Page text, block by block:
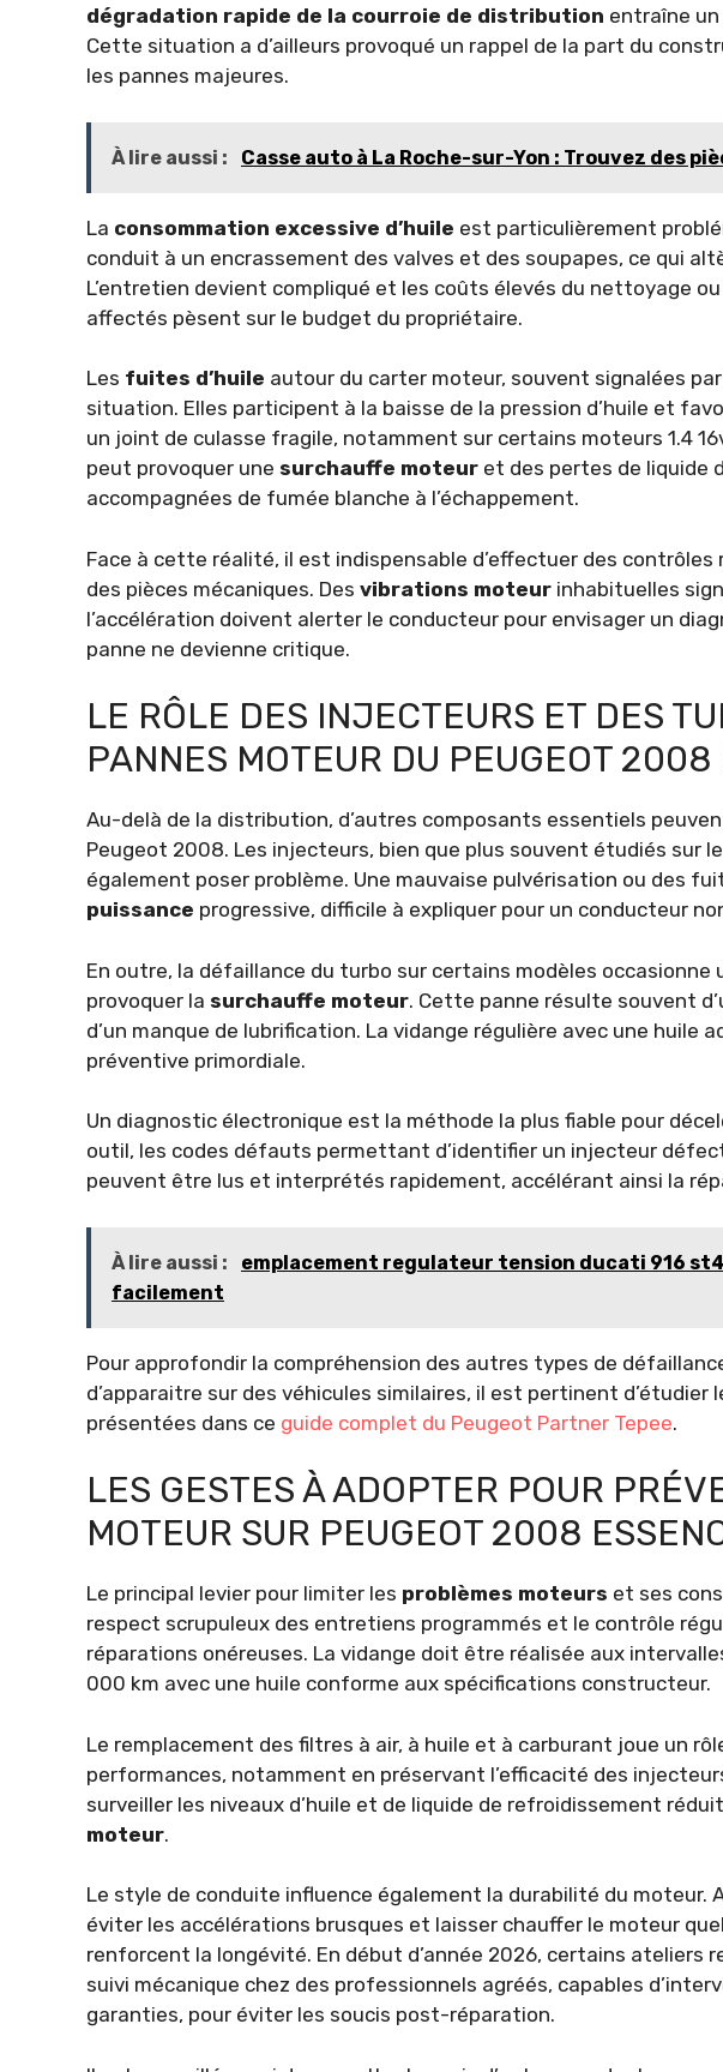
dégradation rapide de la courroie de distribution entraîne
Cette situation a d’ailleurs provoqué un rappel de la part du
les pannes majeures.
À lire aussi : Casse auto à La Roche-sur-Yon : Trouvez des
La consommation excessive d’huile est particulièrement
conduit à un encrassement des valves et des soupapes, ce qui
L’entretien devient compliqué et les coûts élevés du nettoyage
affectés pèsent sur le budget du propriétaire.
Les fuites d’huile autour du carter moteur, souvent signalées
situation. Elles participent à la baisse de la pression d’huile et
un joint de culasse fragile, notamment sur certains moteurs 1.4
peut provoquer une surchauffe moteur et des pertes de liquide
accompagnées de fumée blanche à l’échappement.
Face à cette réalité, il est indispensable d’effectuer des contrôles
des pièces mécaniques. Des vibrations moteur inhabituelles
l’accélération doivent alerter le conducteur pour envisager un
panne ne devienne critique.
LE RÔLE DES INJECTEURS ET DES
PANNES MOTEUR DU PEUGEOT 2008
Au-delà de la distribution, d’autres composants essentiels
Peugeot 2008. Les injecteurs, bien que plus souvent étudiés sur
également poser problème. Une mauvaise pulvérisation ou des
puissance progressive, difficile à expliquer pour un conducteur
En outre, la défaillance du turbo sur certains modèles
provoquer la surchauffe moteur. Cette panne résulte souvent
d’un manque de lubrification. La vidange régulière avec une huile
préventive primordiale.
Un diagnostic électronique est la méthode la plus fiable pour
outil, les codes défauts permettant d’identifier un injecteur
peuvent être lus et interprétés rapidement, accélérant ainsi la
À lire aussi :
emplacement regulateur tension ducati 916
facilement
Pour approfondir la compréhension des autres types de
d’apparaitre sur des véhicules similaires, il est pertinent
présentées dans ce guide complet du Peugeot Partner Tepee.
LES GESTES À ADOPTER POUR
MOTEUR SUR PEUGEOT 2008
Le principal levier pour limiter les problèmes moteurs et ses
respect scrupuleux des entretiens programmés et le contrôle
réparations onéreuses. La vidange doit être réalisée aux
000 km avec une huile conforme aux spécifications constructeur.
Le remplacement des filtres à air, à huile et à carburant joue un
performances, notamment en préservant l’efficacité des
surveiller les niveaux d’huile et de liquide de refroidissement
moteur.
Le style de conduite influence également la durabilité du moteur.
éviter les accélérations brusques et laisser chauffer le moteur
renforcent la longévité. En début d’année 2026, certains ateliers
suivi mécanique chez des professionnels agréés, capables
garanties, pour éviter les soucis post-réparation.